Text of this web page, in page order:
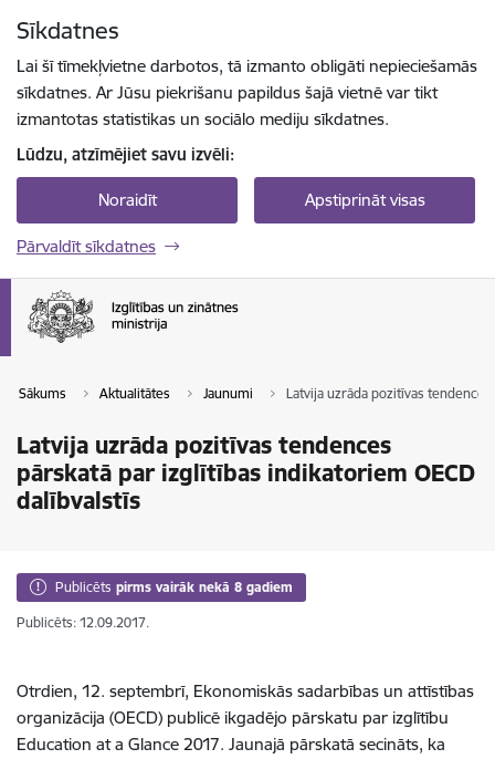
Sīkdatnes
Lai šī tīmekļvietne darbotos, tā izmanto obligāti nepieciešamās
sīkdatnes. Ar Jūsu piekrišanu papildus šajā vietnē var tikt
izmantotas statistikas un sociālo mediju sīkdatnes.
Lūdzu, atzīmējiet savu izvēli:
Noraidīt Apstiprināt visas
Pārvaldīt sīkdatnes
Sākums Aktualitātes Jaunumi Latvija uzrāda pozitīvas
Latvija uzrāda pozitīvas tendences
pārskatā par izglītības indikatoriem OECD
dalībvalstīs
Publicēts pirms vairāk nekā 8 gadiem
Publicēts: 12.09.2017.
Otrdien, 12. septembrī, Ekonomiskās sadarbības un attīstības
organizācija (OECD) publicē ikgadējo pārskatu par izglītību
Education at a Glance 2017. Jaunajā pārskatā secināts, ka